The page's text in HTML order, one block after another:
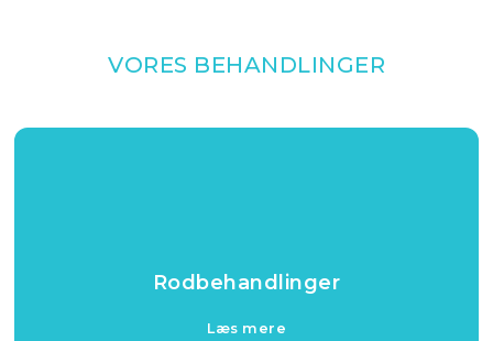
VORES BEHANDLINGER​
Rodbehandlinger​
Læs mere​